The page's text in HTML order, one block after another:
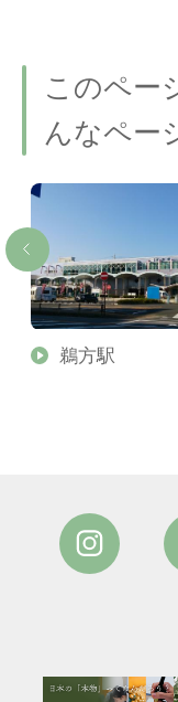
このペー
んなペー
鵜方駅